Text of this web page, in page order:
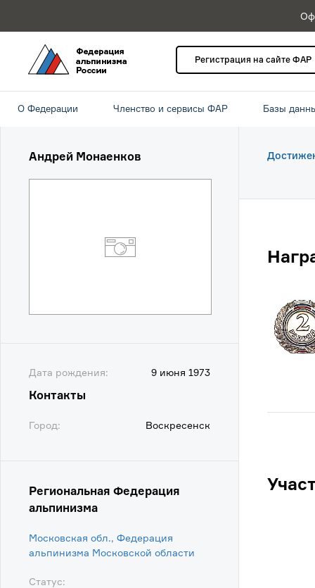
Регистрация на сайте ФАР
О Федерации Членство и сервисы ФАР Базы
Андрей Монаенков
Дата рождения: 9 июня 1973
Контакты
Город: Воскресенск
Региональная Федерация
альпинизма
Московская обл., Федерация
альпинизма Московской области
Статус: